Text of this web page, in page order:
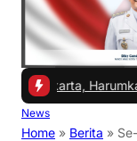
Harumkan
News
Home » Berita »